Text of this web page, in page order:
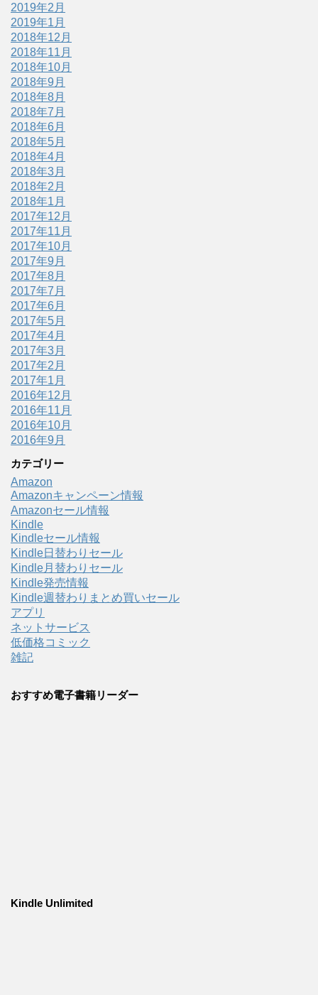
2019年2月
2019年1月
2018年12月
2018年11月
2018年10月
2018年9月
2018年8月
2018年7月
2018年6月
2018年5月
2018年4月
2018年3月
2018年2月
2018年1月
2017年12月
2017年11月
2017年10月
2017年9月
2017年8月
2017年7月
2017年6月
2017年5月
2017年4月
2017年3月
2017年2月
2017年1月
2016年12月
2016年11月
2016年10月
2016年9月
カテゴリー
Amazon
Amazonキャンペーン情報
Amazonセール情報
Kindle
Kindleセール情報
Kindle日替わりセール
Kindle月替わりセール
Kindle発売情報
Kindle週替わりまとめ買いセール
アプリ
ネットサービス
低価格コミック
雑記
おすすめ電子書籍リーダー
Kindle Unlimited